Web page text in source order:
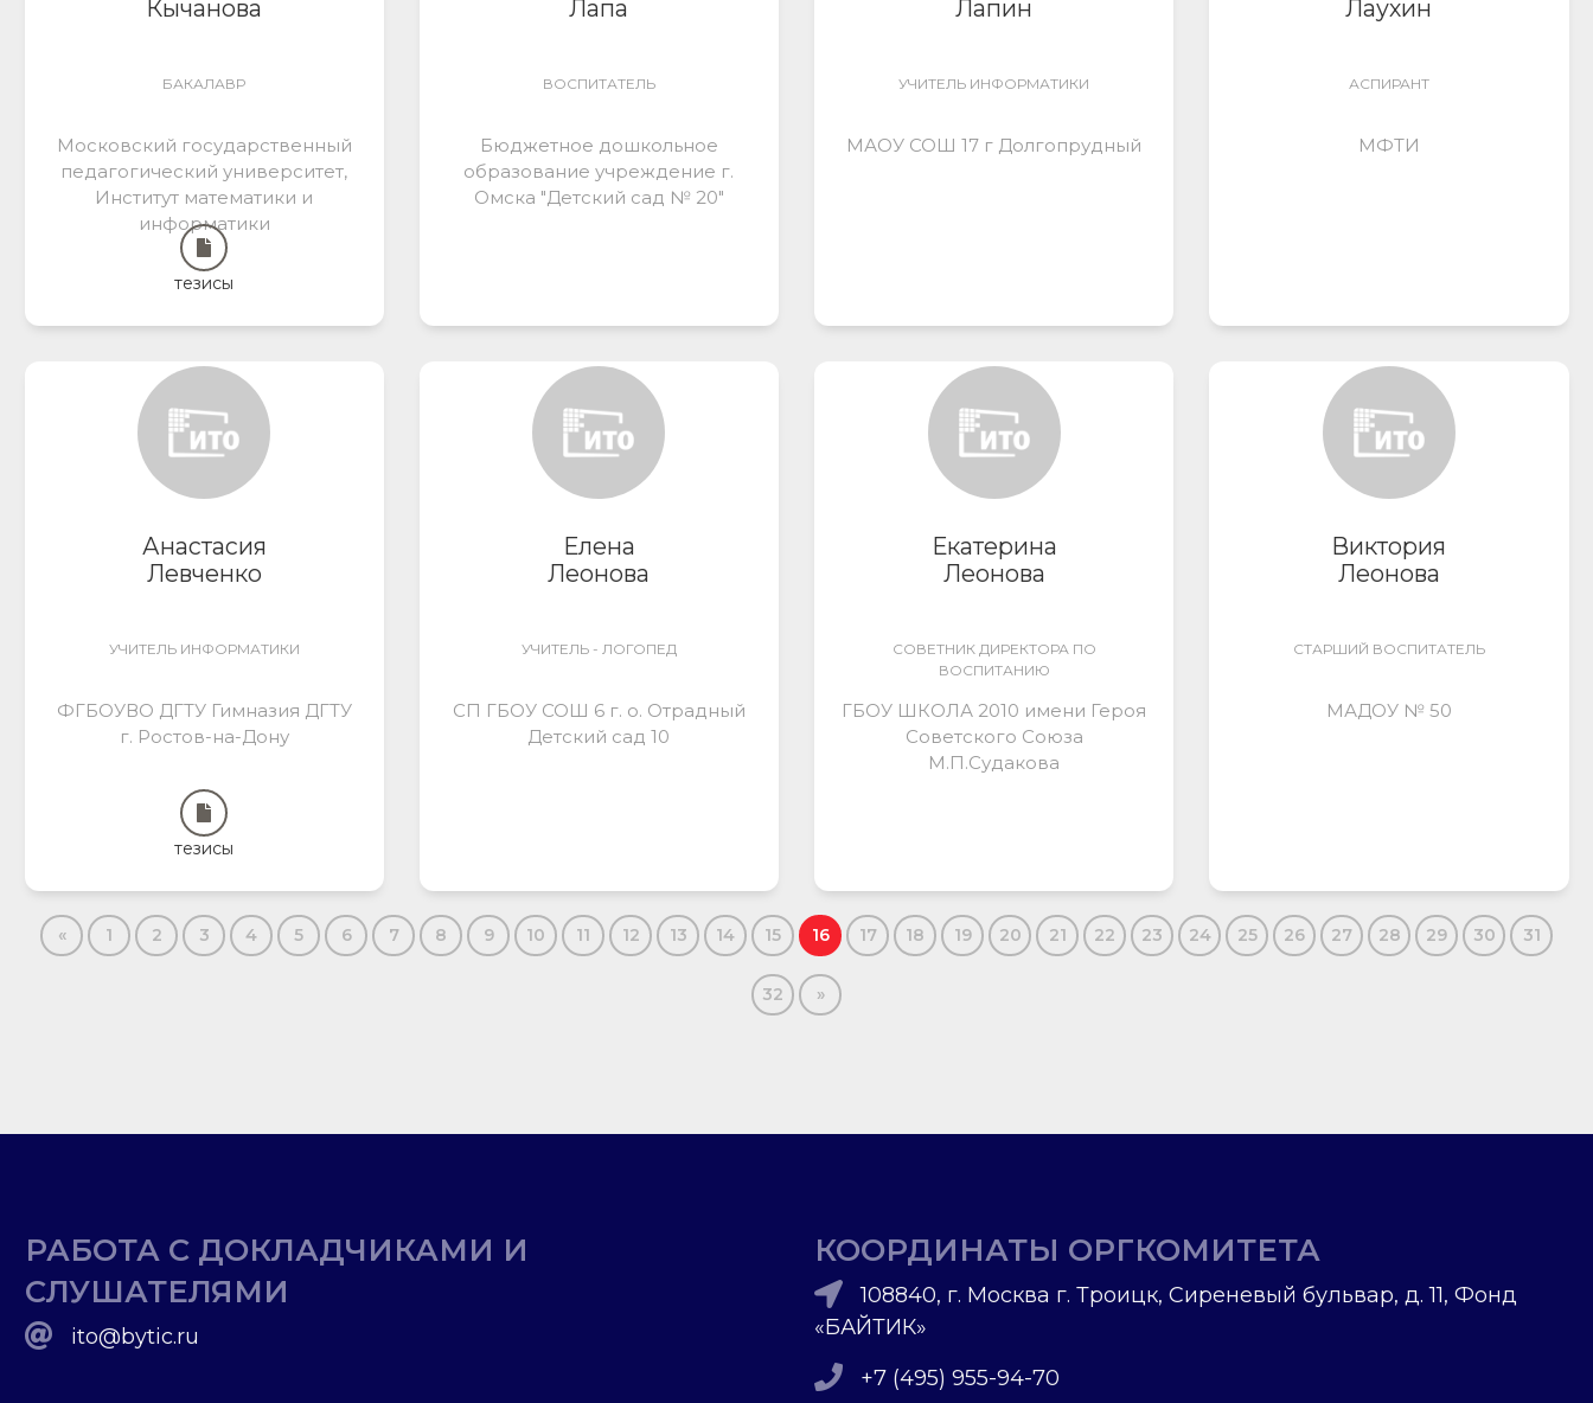
Кычанова
БАКАЛАВР
Московский государственный
педагогический университет,
Институт математики и
информатики
тезисы
Лапа
ВОСПИТАТЕЛЬ
Бюджетное дошкольное
образование учреждение г.
Омска "Детский сад № 20"
Лапин
УЧИТЕЛЬ ИНФОРМАТИКИ
МАОУ СОШ 17 г Долгопрудный
Лаухин
АСПИРАНТ
МФТИ
Анастасия
Левченко
УЧИТЕЛЬ ИНФОРМАТИКИ
ФГБОУВО ДГТУ Гимназия ДГТУ
г. Ростов-на-Дону
тезисы
Елена
Леонова
УЧИТЕЛЬ - ЛОГОПЕД
СП ГБОУ СОШ 6 г. о. Отрадный
Детский сад 10
Екатерина
Леонова
СОВЕТНИК ДИРЕКТОРА ПО
ВОСПИТАНИЮ
ГБОУ ШКОЛА 2010 имени Героя
Советского Союза
М.П.Судакова
Виктория
Леонова
СТАРШИЙ ВОСПИТАТЕЛЬ
МАДОУ № 50
« 1 2 3 4 5 6 7 8 9 10 11 12 13 14 15 16 17 18 19 20 21 22 23 24 25 26 27 28 29 30 31
32 »
РАБОТА С ДОКЛАДЧИКАМИ И
СЛУШАТЕЛЯМИ
ito@bytic.ru
КООРДИНАТЫ ОРГКОМИТЕТА
108840, г. Москва г. Троицк, Сиреневый бульвар, д. 11, Фонд
«БАЙТИК»
+7 (495) 955-94-70